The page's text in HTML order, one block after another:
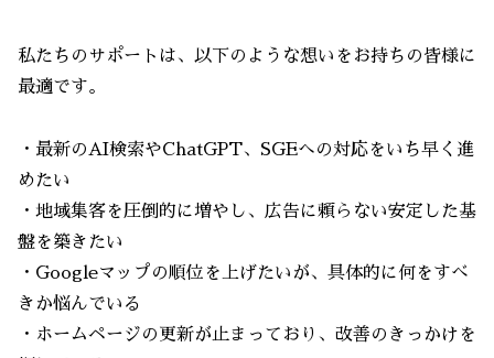
私たちのサポートは、以下のような想いをお持ちの皆様に
最適です。
・最新のAI検索やChatGPT、SGEへの対応をいち早く進
めたい
・地域集客を圧倒的に増やし、広告に頼らない安定した基
盤を築きたい
・Googleマップの順位を上げたいが、具体的に何をすべ
きか悩んでいる
・ホームページの更新が止まっており、改善のきっかけを